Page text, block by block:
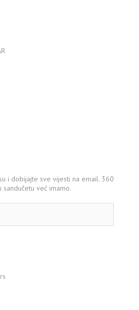
i dobijajte sve vijesti na email. 360
već imamo.